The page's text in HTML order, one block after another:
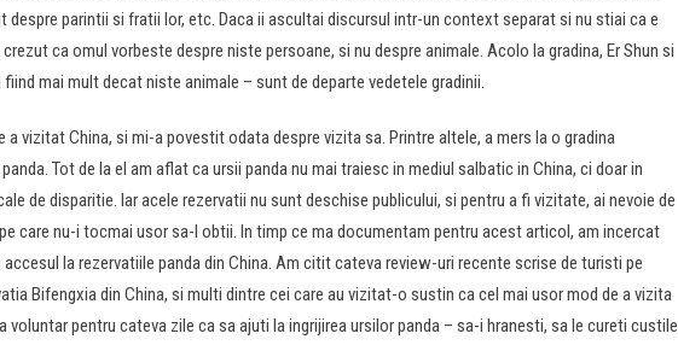
despre parintii si fratii lor, etc. Daca ii ascultai discursul intr-un context separat si nu stiai ca e
ca omul vorbeste despre niste persoane, si nu despre animale. Acolo la gradina, Er Shun si
mai mult decat niste animale – sunt de departe vedetele gradinii.
a vizitat China, si mi-a povestit odata despre vizita sa. Printre altele, a mers la o gradina
Tot de la el am aflat ca ursii panda nu mai traiesc in mediul salbatic in China, ci doar in
de disparitie. Iar acele rezervatii nu sunt deschise publicului, si pentru a fi vizitate, ai nevoie de
care nu-i tocmai usor sa-l obtii. In timp ce ma documentam pentru acest articol, am incercat
la rezervatiile panda din China. Am citit cateva review-uri recente scrise de turisti pe
Bifengxia din China, si multi dintre cei care au vizitat-o sustin ca cel mai usor mod de a vizita
voluntar pentru cateva zile ca sa ajuti la ingrijirea ursilor panda – sa-i hranesti, sa le cureti custile